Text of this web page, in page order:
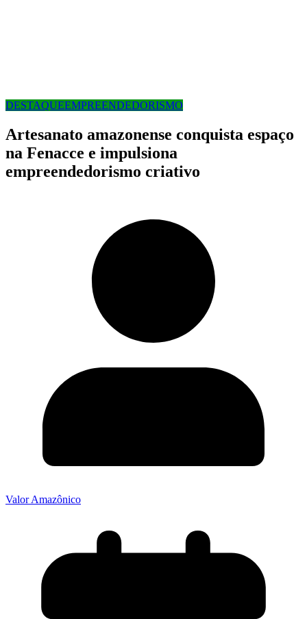
DESTAQUEEMPREENDEDORISMO
Artesanato amazonense conquista espaço
na Fenacce e impulsiona
empreendedorismo criativo
Valor Amazônico